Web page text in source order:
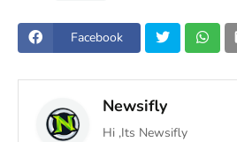
Facebook
Newsifly
Hi ,Its Newsifly